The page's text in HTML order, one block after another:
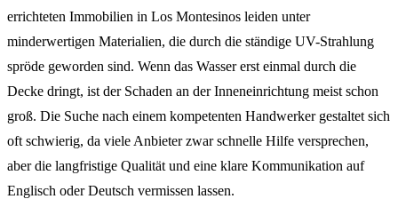
errichteten Immobilien in Los Montesinos leiden unter
minderwertigen Materialien, die durch die ständige UV-Strahlung
spröde geworden sind. Wenn das Wasser erst einmal durch die
Decke dringt, ist der Schaden an der Inneneinrichtung meist schon
groß. Die Suche nach einem kompetenten Handwerker gestaltet sich
oft schwierig, da viele Anbieter zwar schnelle Hilfe versprechen,
aber die langfristige Qualität und eine klare Kommunikation auf
Englisch oder Deutsch vermissen lassen.